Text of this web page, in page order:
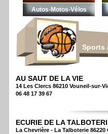
Autos-Motos-Vélos
Sports
AU SAUT DE LA VIE
14 Les Clercs 86210 Vouneil-sur-
06 48 17 39 67
ECURIE DE LA
La Chevrière - La Talboterie 86220